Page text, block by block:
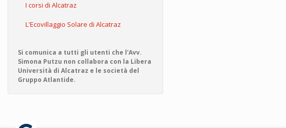
I corsi di Alcatraz
L'Ecovillaggio Solare di Alcatraz
Si comunica a tutti gli utenti che l'Avv.
Simona Putzu non collabora con la Libera
Università di Alcatraz e le società del
Gruppo Atlantide.